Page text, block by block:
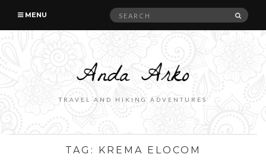
MENU
Search
TRAVEL AND HIKING ADVENTURES
TAG: KREMA ELOCOM